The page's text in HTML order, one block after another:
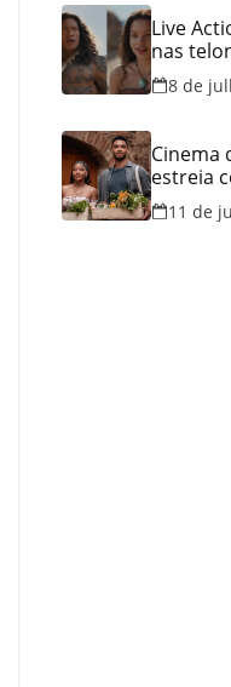
Live
nas
do8 de
Cinema
estreia
lança
11 de